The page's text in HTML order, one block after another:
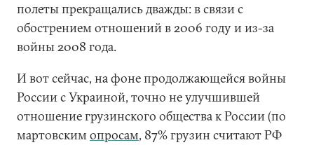
полеты прекращались дважды: в связи с
обострением отношений в 2006 году и из-за
войны 2008 года.
И вот сейчас, на фоне продолжающейся войны
России с Украиной, точно не улучшившей
отношение грузинского общества к России (по
мартовским опросам, 87% грузин считают РФ